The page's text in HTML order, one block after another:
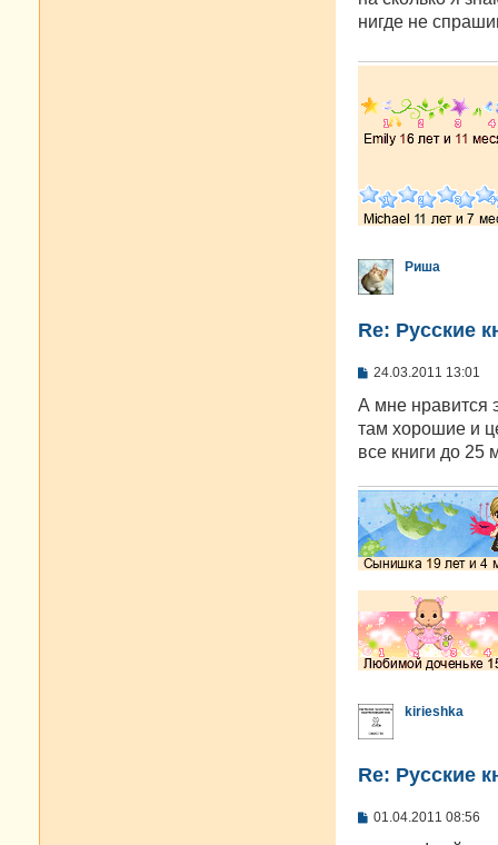
щ
н
нигде не
Риша
Re: Русские
С
о
щ
е
е
24.03.2011 13:01
А мне нравится
там хорошие и
все книги до 25
kirieshka
Re: Русские
С
01.04.2011 08:56